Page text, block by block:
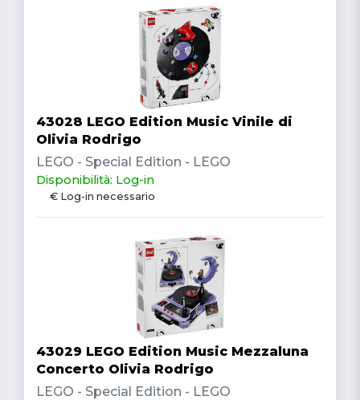
43028 LEGO Edition Music Vinile di
Olivia Rodrigo
LEGO - Special Edition - LEGO
Disponibilità: Log-in
€ Log-in necessario
43029 LEGO Edition Music Mezzaluna
Concerto Olivia Rodrigo
LEGO - Special Edition - LEGO